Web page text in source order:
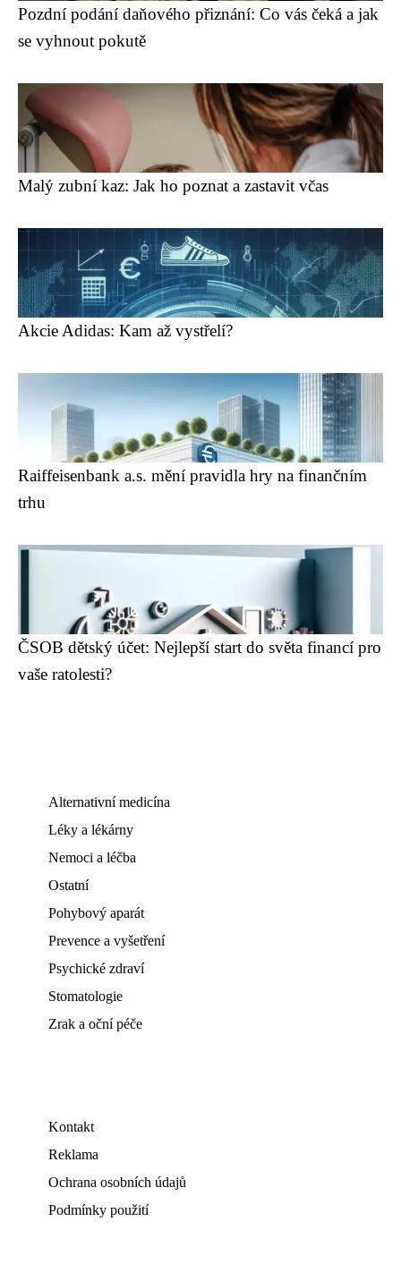
Pozdní podání daňového přiznání: Co vás čeká a jak
se vyhnout pokutě
Malý zubní kaz: Jak ho poznat a zastavit včas
Akcie Adidas: Kam až vystřelí?
Raiffeisenbank a.s. mění pravidla hry na finančním
trhu
ČSOB dětský účet: Nejlepší start do světa financí pro
vaše ratolesti?
Alternativní medicína
Léky a lékárny
Nemoci a léčba
Ostatní
Pohybový aparát
Prevence a vyšetření
Psychické zdraví
Stomatologie
Zrak a oční péče
Kontakt
Reklama
Ochrana osobních údajů
Podmínky použití